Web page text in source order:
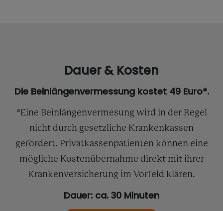
Dauer & Kosten
Die Beinlängenvermessung kostet 49 Euro*.
*Eine Beinlängenvermesung wird in der Regel
nicht durch gesetzliche Krankenkassen
gefördert. Privatkassenpatienten können eine
mögliche Kostenübernahme direkt mit ihrer
Krankenversicherung im Vorfeld klären.
Dauer: ca. 30 Minuten